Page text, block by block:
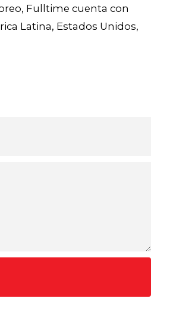
Fulltime cuenta con
Latina, Estados Unidos,